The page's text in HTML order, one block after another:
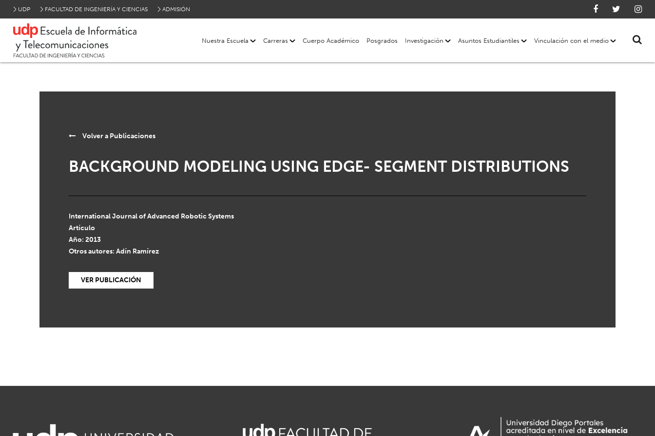
UDP FACULTAD DE INGENIERÍA Y CIENCIAS ADMISIÓN
Nuestra Escuela Carreras Cuerpo Académico Posgrados Investigación Asuntos Estudiantiles Vinculación con el medio
Volver a Publicaciones
BACKGROUND MODELING USING EDGE- SEGMENT DISTRIBUTIONS
International Journal of Advanced Robotic Systems
Artículo
Año: 2013
Otros autores: Adín Ramírez
VER PUBLICACIÓN